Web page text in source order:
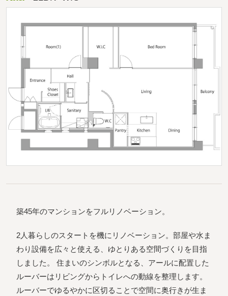
築45年のマンションをフルリノベーション。
2人暮らしのスタートを機にリノベーション。部屋や水ま
わり設備を広々と使える、ゆとりある空間づくりを目指
しました。 住まいのシンボルとなる、アールに配置した
ルーバーはリビングからトイレへの動線を整理します。
ルーバーでゆるやかに区切ることで空間に奥行きが生ま